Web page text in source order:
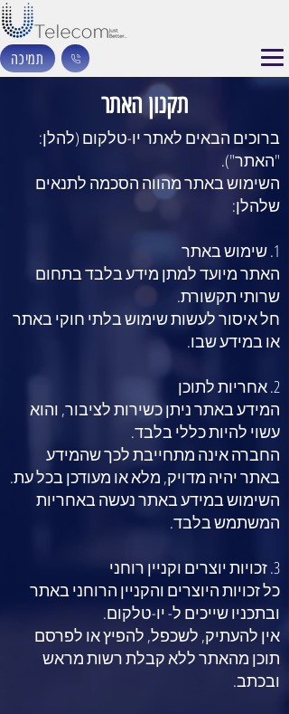
תמיכה
תקנון האתר
ברוכים הבאים לאתר יו-טלקום (להלן:
"האתר").
השימוש באתר מהווה הסכמה לתנאים
שלהלן:
​1. שימוש באתר
האתר מיועד למתן מידע בלבד בתחום
שרותי תקשורת.
חל איסור לעשות שימוש בלתי חוקי באתר
או במידע שבו.
​2. אחריות לתוכן
המידע באתר ניתן כשירות לציבור, והוא
עשוי להיות כללי בלבד.
החברה אינה מתחייבת לכך שהמידע
באתר יהיה מדויק, מלא או מעודכן בכל עת.
השימוש במידע באתר נעשה באחריות
המשתמש בלבד.
​3. זכויות יוצרים וקניין רוחני
כל זכויות היוצרים והקניין הרוחני באתר
ובתכניו שייכים ל- יו-טלקום.
אין להעתיק, לשכפל, להפיץ או לפרסם
תוכן מהאתר ללא קבלת רשות מראש
ובכתב.